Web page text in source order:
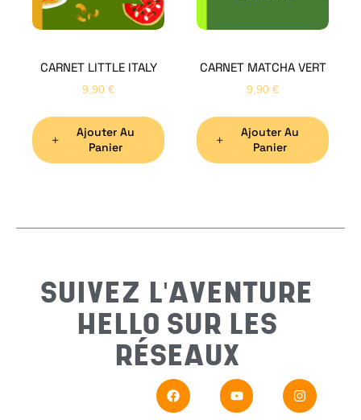
CARNET LITTLE ITALY
9,90 €
Ajouter Au
Panier
CARNET MATCHA VERT
9,90 €
Ajouter Au
Panier
SUIVEZ L'AVENTURE
HELLO SUR LES
RÉSEAUX